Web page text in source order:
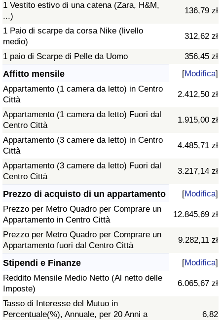
1 Vestito estivo di una catena (Zara, H&M,
...)
136,79 zł
1 Paio di scarpe da corsa Nike (livello
medio)
312,62 zł
1 paio di Scarpe di Pelle da Uomo 356,45 zł
Affitto mensile [Modifica]
Appartamento (1 camera da letto) in Centro
Città
2.412,50 zł
Appartamento (1 camera da letto) Fuori dal
Centro Città
1.915,00 zł
Appartamento (3 camere da letto) in Centro
Città
4.485,71 zł
Appartamento (3 camere da letto) Fuori dal
Centro Città
3.217,14 zł
Prezzo di acquisto di un appartamento [Modifica]
Prezzo per Metro Quadro per Comprare un
Appartamento in Centro Città
12.845,69 zł
Prezzo per Metro Quadro per Comprare un
Appartamento fuori dal Centro Città
9.282,11 zł
Stipendi e Finanze [Modifica]
Reddito Mensile Medio Netto (Al netto delle
Imposte)
6.065,67 zł
Tasso di Interesse del Mutuo in
Percentuale(%), Annuale, per 20 Anni a
6,82